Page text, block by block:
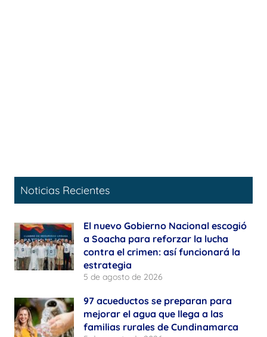
Noticias Recientes
El nuevo Gobierno Nacional escogió
a Soacha para reforzar la lucha
contra el crimen: así funcionará la
estrategia
5 de agosto de 2026
97 acueductos se preparan para
mejorar el agua que llega a las
familias rurales de Cundinamarca